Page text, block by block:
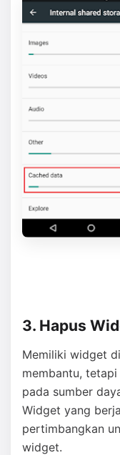
3. Hapus
Memiliki widget
membantu,
pada sumber
Widget yang
pertimbangkan
widget.